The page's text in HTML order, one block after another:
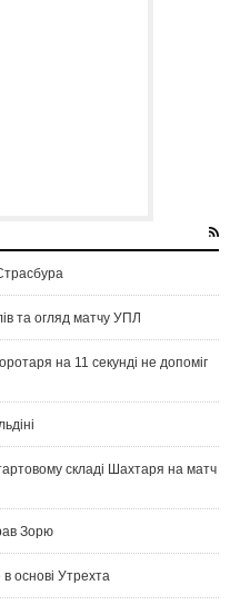
та огляд матчу УПЛ
на 11 секунді не допоміг
складі Шахтаря на матч
Зорю
основі Утрехта